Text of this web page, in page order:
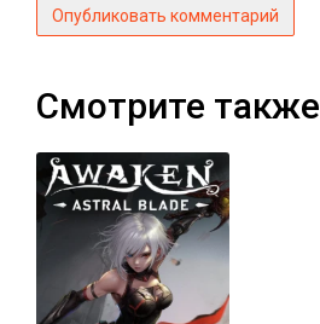
Опубликовать комментарий
Смотрите также